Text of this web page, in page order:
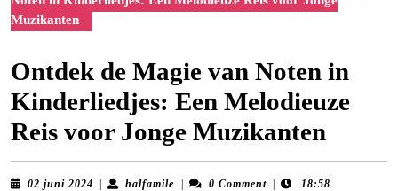
Muzikanten
Ontdek de Magie van Noten in
Kinderliedjes: Een Melodieuze
Reis voor Jonge Muzikanten
02 juni 2024 02
halfamile halfamile0 Comment 18:58